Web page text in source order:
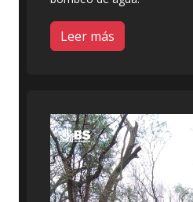
Leer más